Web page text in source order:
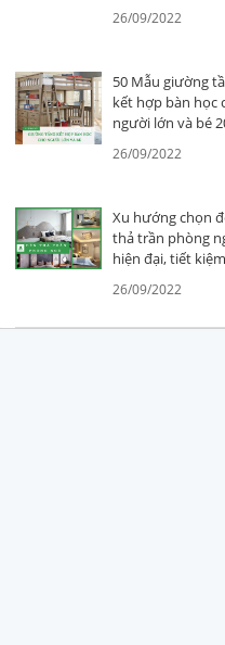
26/09/2022
50 Mẫu giường
kết hợp bàn học
người lớn và bé
26/09/2022
Xu hướng chọn
thả trần phòng
hiện đại, tiết kiệm
26/09/2022